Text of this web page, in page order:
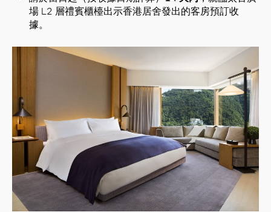
場 L2 層禮賓櫃檯出示香港居舍發出的客房預訂收
據。